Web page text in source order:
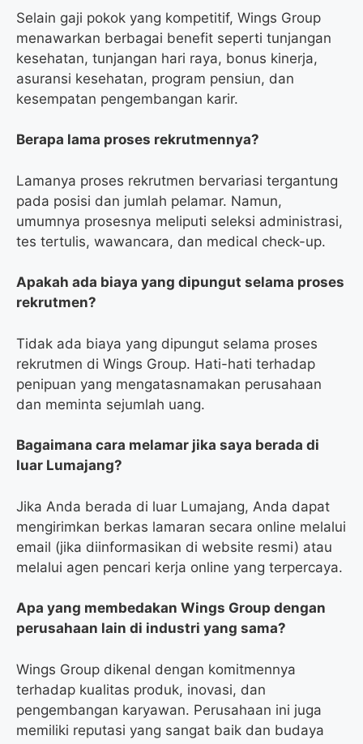
Selain gaji pokok yang kompetitif, Wings Group
menawarkan berbagai benefit seperti tunjangan
kesehatan, tunjangan hari raya, bonus kinerja,
asuransi kesehatan, program pensiun, dan
kesempatan pengembangan karir.
Berapa lama proses rekrutmennya?
Lamanya proses rekrutmen bervariasi tergantung
pada posisi dan jumlah pelamar. Namun,
umumnya prosesnya meliputi seleksi administrasi,
tes tertulis, wawancara, dan medical check-up.
Apakah ada biaya yang dipungut selama proses
rekrutmen?
Tidak ada biaya yang dipungut selama proses
rekrutmen di Wings Group. Hati-hati terhadap
penipuan yang mengatasnamakan perusahaan
dan meminta sejumlah uang.
Bagaimana cara melamar jika saya berada di
luar Lumajang?
Jika Anda berada di luar Lumajang, Anda dapat
mengirimkan berkas lamaran secara online melalui
email (jika diinformasikan di website resmi) atau
melalui agen pencari kerja online yang terpercaya.
Apa yang membedakan Wings Group dengan
perusahaan lain di industri yang sama?
Wings Group dikenal dengan komitmennya
terhadap kualitas produk, inovasi, dan
pengembangan karyawan. Perusahaan ini juga
memiliki reputasi yang sangat baik dan budaya